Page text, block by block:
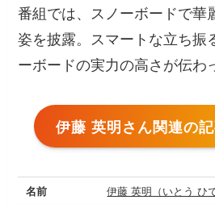
番組では、スノーボードで華
姿を披露。スマートな立ち振
ーボードの実力の高さが伝わ
伊藤 英明さん関連の
名前
伊藤 英明（いとう ひ